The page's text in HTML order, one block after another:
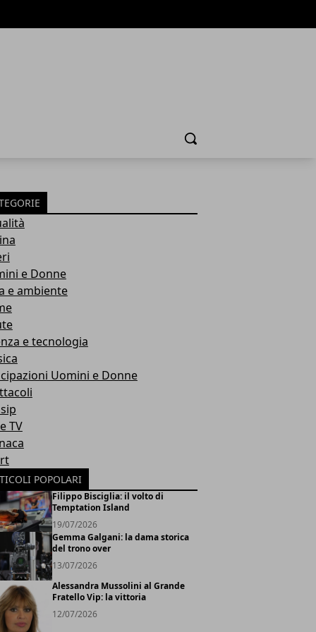
Cerca
e Donne
e ambiente
e tecnologia
Uomini e Donne
TV
POPOLARI
Filippo Bisciglia: il volto di
Temptation Island
19/07/2026
Gemma Galgani: la dama storica
del trono over
13/07/2026
Alessandra Mussolini al Grande
Fratello Vip: la vittoria
12/07/2026